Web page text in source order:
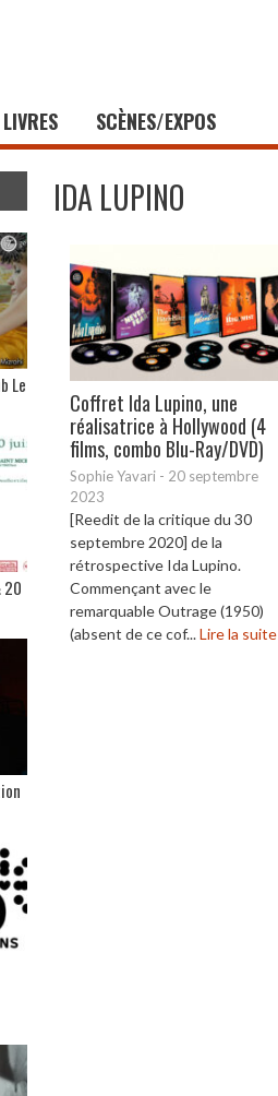
LIVRES SCÈNES/EXPOS
IDA LUPINO
Coffret Ida Lupino, une
réalisatrice à Hollywood (4
films, combo Blu-Ray/DVD)
Sophie Yavari - 20 septembre
2023
[Reedit de la critique du 30
septembre 2020] de la
rétrospective Ida Lupino.
Commençant avec le
remarquable Outrage (1950)
(absent de ce cof...Lire la suite
Le
20